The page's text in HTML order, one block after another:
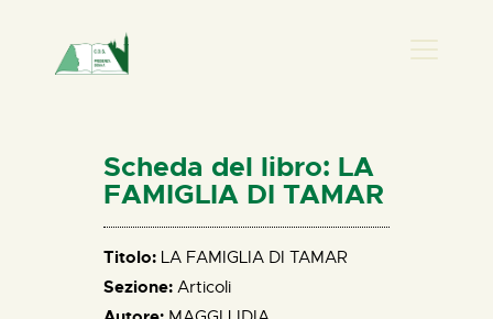
HOME
CHI SIAMO
NEWS
PERCORSI
BIBLIOTECA
Scheda del libro: LA
FAMIGLIA DI TAMAR
Titolo: LA FAMIGLIA DI TAMAR
Sezione: Articoli